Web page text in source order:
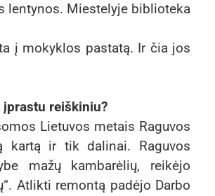
lentynos. Miestelyje biblioteka
į mokyklos pastatą. Ir čia jos
reiškiniu?
Lietuvos metais Raguvos
kartą ir tik dalinai. Raguvos
mažų kambarėlių, reikėjo
Atlikti remontą padėjo Darbo